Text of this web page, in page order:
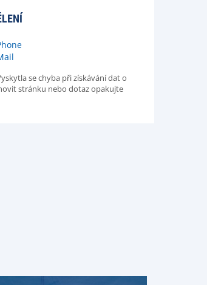
se chyba při získávání dat o
stránku nebo dotaz opakujte